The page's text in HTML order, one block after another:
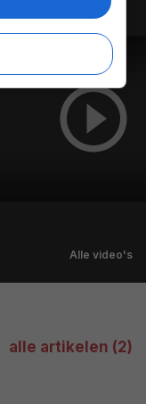
Alle video's
alle artikelen (2)